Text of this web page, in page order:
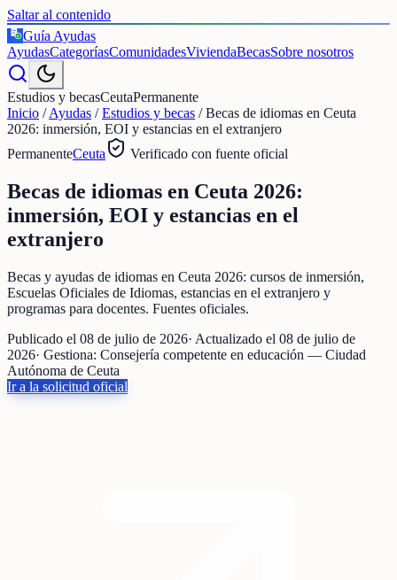
Saltar al contenido
€
Guía Ayudas
AyudasCategoríasComunidadesViviendaBecasSobre nosotros
Estudios y becasCeutaPermanente
Inicio /Ayudas /Estudios y becas /Becas de idiomas en Ceuta
2026: inmersión, EOI y estancias en el extranjero
PermanenteCeuta Verificado con fuente oficial
Becas de idiomas en Ceuta 2026:
inmersión, EOI y estancias en el
extranjero
Becas y ayudas de idiomas en Ceuta 2026: cursos de inmersión,
Escuelas Oficiales de Idiomas, estancias en el extranjero y
programas para docentes. Fuentes oficiales.
Publicado el 08 de julio de 2026· Actualizado el 08 de julio de
2026· Gestiona: Consejería competente en educación — Ciudad
Autónoma de Ceuta
Ir a la solicitud oficial